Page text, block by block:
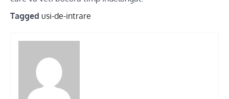
Tagged usi-de-intrare